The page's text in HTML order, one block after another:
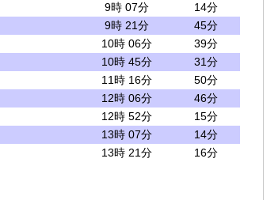
9時 07分
14分
9時 21分
45分
10時 06分
39分
10時 45分
31分
11時 16分
50分
12時 06分
46分
12時 52分
15分
13時 07分
14分
13時 21分 16分